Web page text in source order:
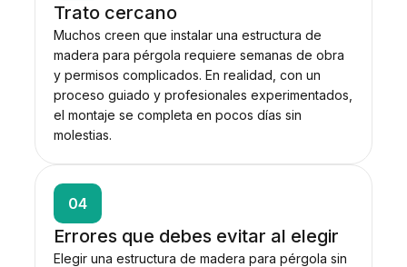
Trato cercano
Muchos creen que instalar una estructura de
madera para pérgola requiere semanas de obra
y permisos complicados. En realidad, con un
proceso guiado y profesionales experimentados,
el montaje se completa en pocos días sin
molestias.
04
Errores que debes evitar al elegir
Elegir una estructura de madera para pérgola sin